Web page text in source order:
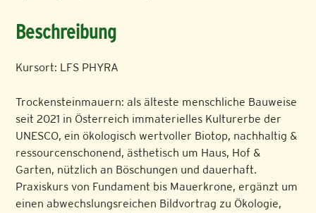
Beschreibung
Kursort: LFS PHYRA
Trockensteinmauern: als älteste menschliche Bauweise
seit 2021 in Österreich immaterielles Kulturerbe der
UNESCO, ein ökologisch wertvoller Biotop, nachhaltig &
ressourcenschonend, ästhetisch um Haus, Hof &
Garten, nützlich an Böschungen und dauerhaft.
Praxiskurs von Fundament bis Mauerkrone, ergänzt um
einen abwechslungsreichen Bildvortrag zu Ökologie,